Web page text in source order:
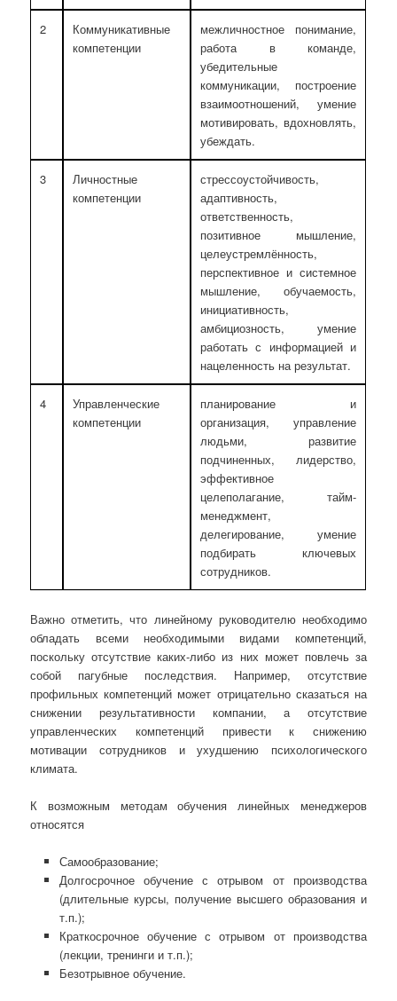
2
Коммуникативные
компетенции
межличностное понимание,
работа в команде,
убедительные
коммуникации, построение
взаимоотношений, умение
мотивировать, вдохновлять,
убеждать.
3
Личностные
компетенции
стрессоустойчивость,
адаптивность,
ответственность,
позитивное мышление,
целеустремлённость,
перспективное и системное
мышление, обучаемость,
инициативность,
амбициозность, умение
работать с информацией и
нацеленность на результат.
4
Управленческие
компетенции
планирование и
организация, управление
людьми, развитие
подчиненных, лидерство,
эффективное
целеполагание,
тайм-
менеджмент,
делегирование, умение
подбирать ключевых
сотрудников.
Важно отметить, что линейному руководителю необходимо
обладать всеми необходимыми видами компетенций,
поскольку отсутствие каких-либо из них может повлечь за
собой пагубные последствия. Например, отсутствие
профильных компетенций может отрицательно сказаться на
снижении результативности компании, а отсутствие
управленческих компетенций привести к снижению
мотивации сотрудников и ухудшению психологического
климата.
К возможным методам обучения линейных менеджеров
относятся
Самообразование;
Долгосрочное обучение с отрывом от производства
(длительные курсы, получение высшего образования и
т.п.);
Краткосрочное обучение с отрывом от производства
(лекции, тренинги и т.п.);
Безотрывное обучение.